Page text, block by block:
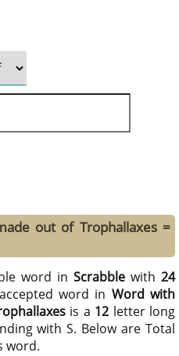
out of Trophallaxes =
word inScrabble with 24
word in Word with
is a 12 letter long
with S. Below are Total
word.